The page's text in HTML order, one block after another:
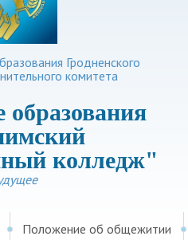
Гродненского
комитета
колледж"
Положение об общежитии